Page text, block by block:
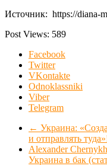
Источник: https://diana-
Post Views: 589
Facebook
Twitter
VKontakte
Odnoklassniki
Viber
Telegram
← Украина:
и отправлять
Alexander
Украина в бак